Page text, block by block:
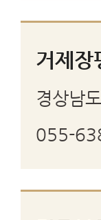
거제장
경상남
055-